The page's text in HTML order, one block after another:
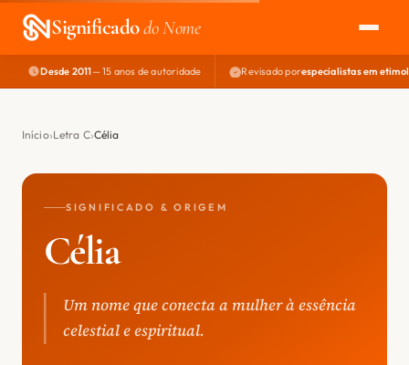
Significadodo Nome
EXPLORAR
NOME PERFEITO
Desde 2011— 15 anos de autoridade Revisado porespecialistas em
Início Letra C Célia
SIGNIFICADO & ORIGEM
Célia
Um nome que conecta a mulher à essência
celestial e espiritual.